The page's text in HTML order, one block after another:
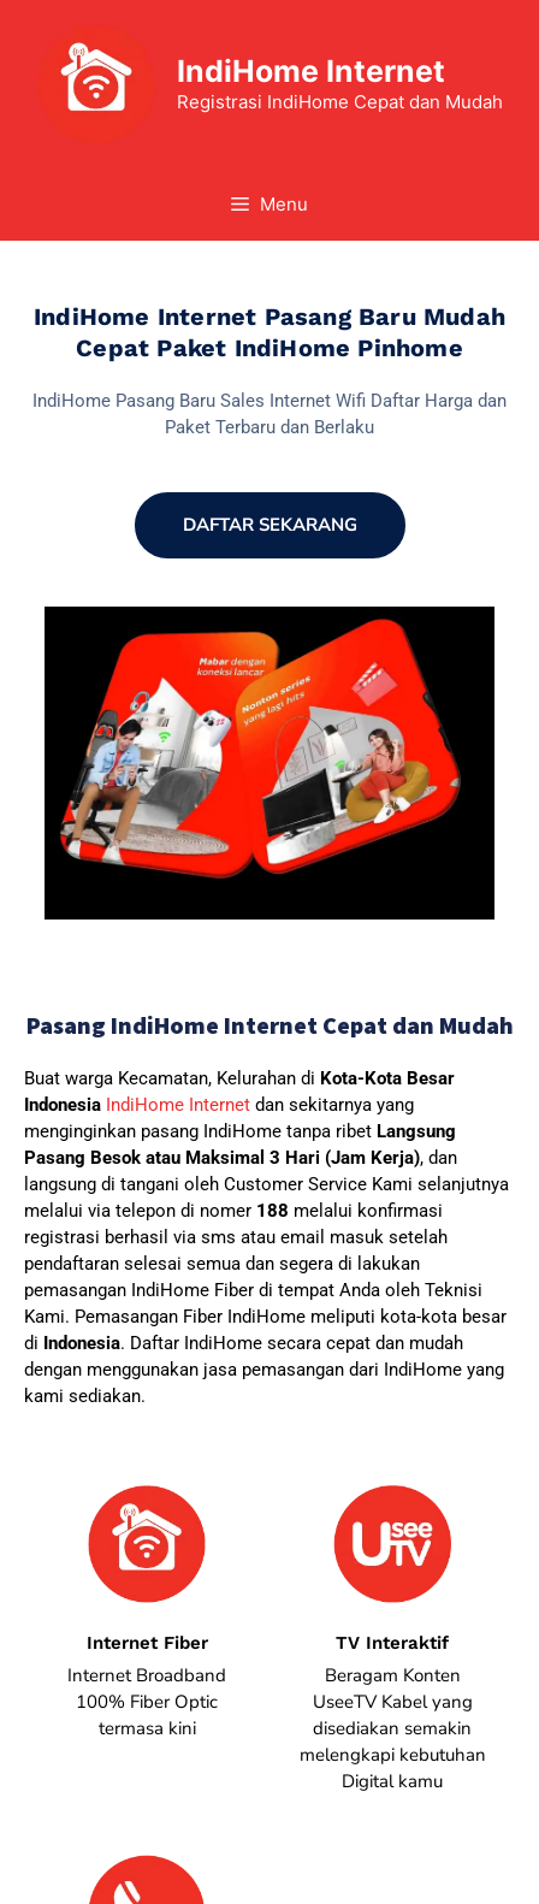
IndiHome Internet
Registrasi IndiHome Cepat dan Mudah
Menu
IndiHome Internet Pasang Baru Mudah
Cepat Paket IndiHome Pinhome
IndiHome Pasang Baru Sales Internet Wifi Daftar Harga dan
Paket Terbaru dan Berlaku
DAFTAR SEKARANG
Pasang IndiHome Internet Cepat dan Mudah
Buat warga Kecamatan, Kelurahan di Kota-Kota Besar
Indonesia IndiHome Internet dan sekitarnya yang
menginginkan pasang IndiHome tanpa ribet Langsung
Pasang Besok atau Maksimal 3 Hari (Jam Kerja), dan
langsung di tangani oleh Customer Service Kami selanjutnya
melalui via telepon di nomer 188 melalui konfirmasi
registrasi berhasil via sms atau email masuk setelah
pendaftaran selesai semua dan segera di lakukan
pemasangan IndiHome Fiber di tempat Anda oleh Teknisi
Kami. Pemasangan Fiber IndiHome meliputi kota-kota besar
di Indonesia. Daftar IndiHome secara cepat dan mudah
dengan menggunakan jasa pemasangan dari IndiHome yang
kami sediakan.
Internet Fiber
Internet Broadband
100% Fiber Optic
termasa kini
TV Interaktif
Beragam Konten
UseeTV Kabel yang
disediakan semakin
melengkapi kebutuhan
Digital kamu